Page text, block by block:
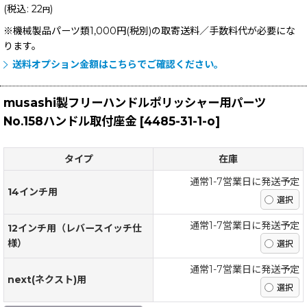
(税込: 22円)
※機械製品パーツ類1,000円(税別)の取寄送料／手数料代が必要にな
ります。
送料オプション金額はこちらでご確認ください。
musashi製フリーハンドルポリッシャー用パーツ
No.158ハンドル取付座金 [4485-31-1-o]
タイプ 在庫
14インチ用
通常1-7営業日に発送予定
12インチ用（レバースイッチ仕
様）
通常1-7営業日に発送予定
next(ネクスト)用
通常1-7営業日に発送予定